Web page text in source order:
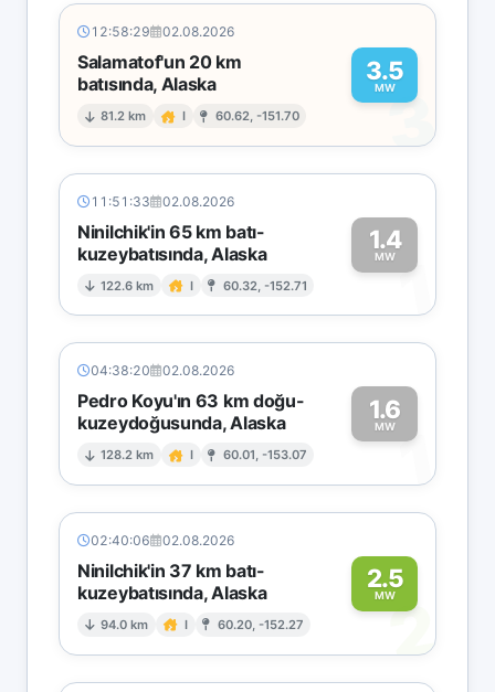
12:58:29 02.08.2026
Salamatof'un 20 km
batısında, Alaska
81.2 km I 60.62, -151.70
3.5
MW
3
11:51:33 02.08.2026
Ninilchik'in 65 km batı-
kuzeybatısında, Alaska
122.6 km I 60.32, -152.71
1.4
MW1
04:38:20 02.08.2026
Pedro Koyu'ın 63 km doğu-
kuzeydoğusunda, Alaska
128.2 km I 60.01, -153.07
1.6
MW1
02:40:06 02.08.2026
Ninilchik'in 37 km batı-
kuzeybatısında, Alaska
94.0 km I 60.20, -152.27
2.5
MW2